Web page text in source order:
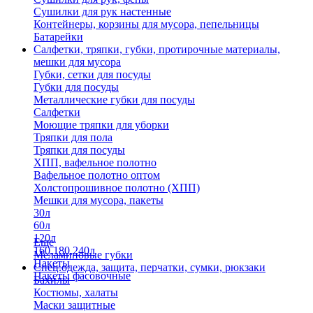
Сушилки для рук настенные
Контейнеры, корзины для мусора, пепельницы
Батарейки
Салфетки, тряпки, губки, протирочные материалы,
мешки для мусора
Губки, сетки для посуды
Губки для посуды
Металлические губки для посуды
Салфетки
Моющие тряпки для уборки
Тряпки для пола
Тряпки для посуды
ХПП, вафельное полотно
Вафельное полотно оптом
Холстопрошивное полотно (ХПП)
Мешки для мусора, пакеты
30л
60л
120л
160,180,240л
Пакеты
Пакеты фасовочные
Еще
Меламиновые губки
Спец.одежда, защита, перчатки, сумки, рюкзаки
Бахилы
Костюмы, халаты
Маски защитные